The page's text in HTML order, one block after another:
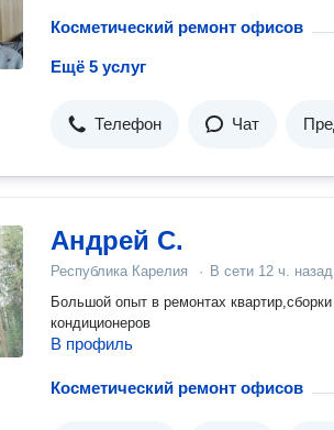
Косметический ремонт офисов
Ещё 5 услуг
Телефон Чат
Андрей С.
Республика Карелия · В сети 12 ч. назад
Большой опыт в ремонтах
кондиционеров
В профиль
Косметический ремонт офисов